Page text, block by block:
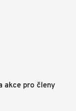
akce pro členy